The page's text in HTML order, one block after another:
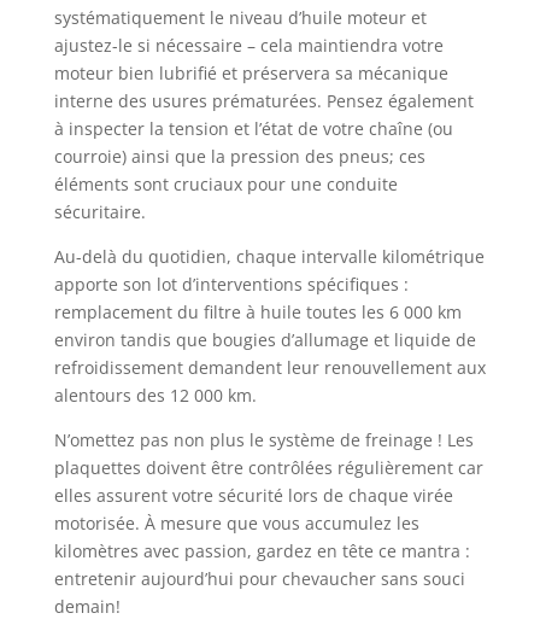
systématiquement le niveau d’huile moteur et
ajustez-le si nécessaire – cela maintiendra votre
moteur bien lubrifié et préservera sa mécanique
interne des usures prématurées. Pensez également
à inspecter la tension et l’état de votre chaîne (ou
courroie) ainsi que la pression des pneus; ces
éléments sont cruciaux pour une conduite
sécuritaire.
Au-delà du quotidien, chaque intervalle kilométrique
apporte son lot d’interventions spécifiques :
remplacement du filtre à huile toutes les 6 000 km
environ tandis que bougies d’allumage et liquide de
refroidissement demandent leur renouvellement aux
alentours des 12 000 km.
N’omettez pas non plus le système de freinage ! Les
plaquettes doivent être contrôlées régulièrement car
elles assurent votre sécurité lors de chaque virée
motorisée. À mesure que vous accumulez les
kilomètres avec passion, gardez en tête ce mantra :
entretenir aujourd’hui pour chevaucher sans souci
demain!